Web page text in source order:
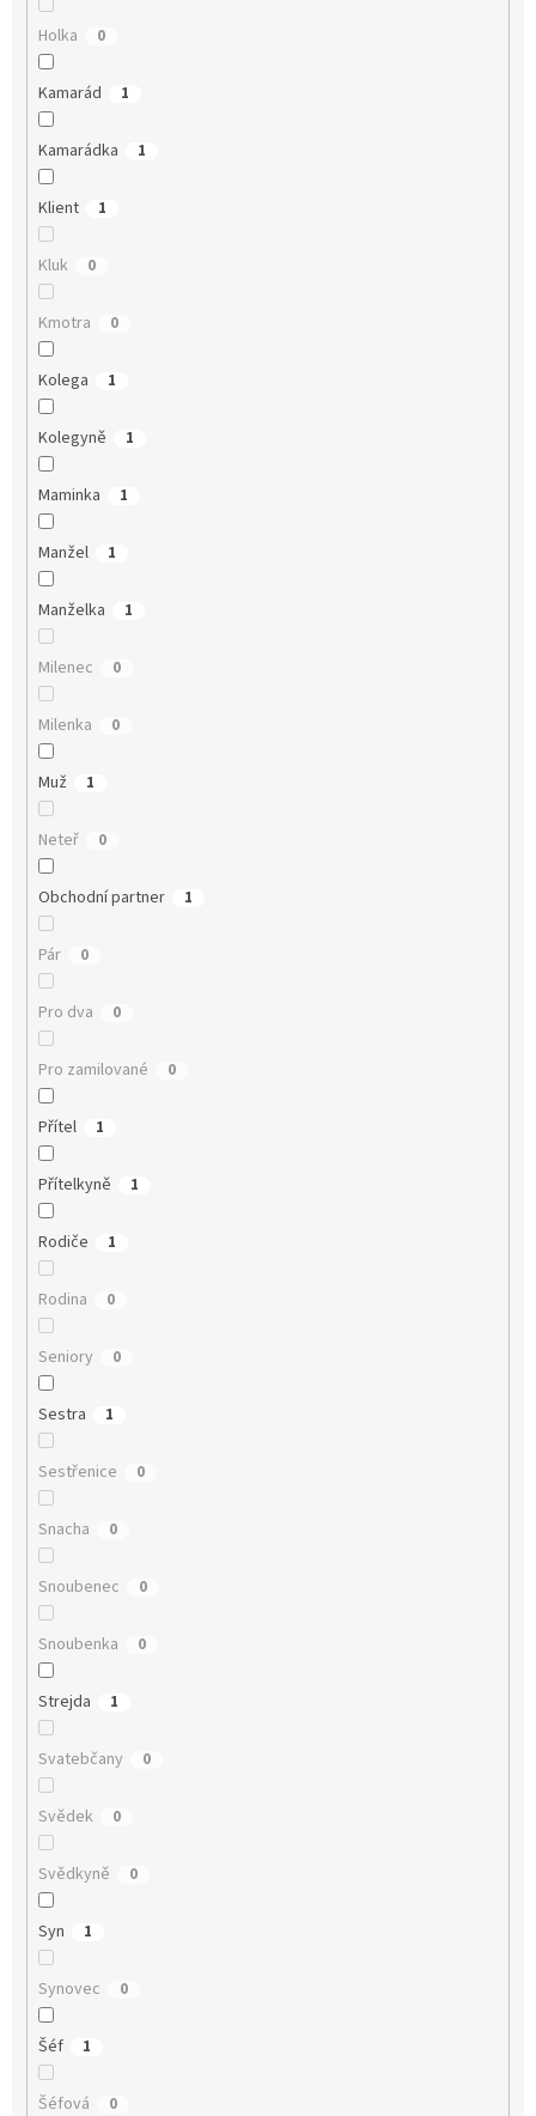
Holka 0
Kamarád 1
Kamarádka 1
Klient 1
Kluk 0
Kmotra 0
Kolega 1
Kolegyně 1
Maminka 1
Manžel 1
Manželka 1
Milenec 0
Milenka 0
Muž 1
Neteř 0
Obchodní partner 1
Pár 0
Pro dva 0
Pro zamilované 0
Přítel 1
Přítelkyně 1
Rodiče 1
Rodina 0
Seniory 0
Sestra 1
Sestřenice 0
Snacha 0
Snoubenec 0
Snoubenka 0
Strejda 1
Svatebčany 0
Svědek 0
Svědkyně 0
Syn 1
Synovec 0
Šéf 1
Šéfová 0